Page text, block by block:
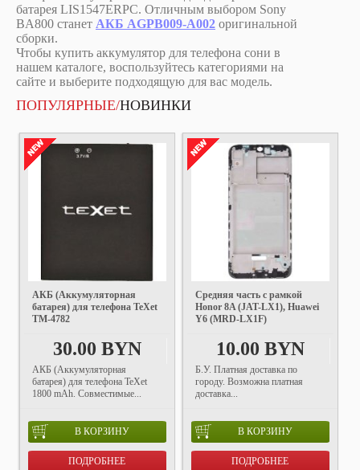
батарея LIS1547ERPC. Отличным выбором Sony
BA800 станет АКБ AGPB009-A002 оригинальной
сборки.
Чтобы купить аккумулятор для телефона сони в
нашем каталоге, воспользуйтесь категориями на
сайте и выберите подходящую для вас модель.
ПОПУЛЯРНЫЕ/НОВИНКИ
АКБ (Аккумуляторная
батарея) для телефона TeXet
TM-4782
30.00 BYN
АКБ (Аккумуляторная
батарея) для телефона TeXet
1800 mAh. Совместимые...
В КОРЗИНУ
ПОДРОБНЕЕ
Средняя часть с рамкой
Honor 8A (JAT-LX1), Huawei
Y6 (MRD-LX1F)
10.00 BYN
Б.У. Платная доставка по
городу. Возможна платная
доставка...
В КОРЗИНУ
ПОДРОБНЕЕ